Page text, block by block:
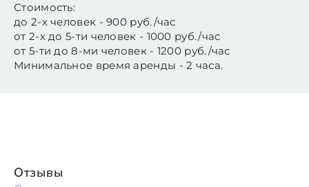
Стоимость:
до 2-х человек - 900 руб./час
от 2-х до 5-ти человек - 1000 руб./час
от 5-ти до 8-ми человек - 1200 руб./час
Минимальное время аренды - 2 часа.
Отзывы